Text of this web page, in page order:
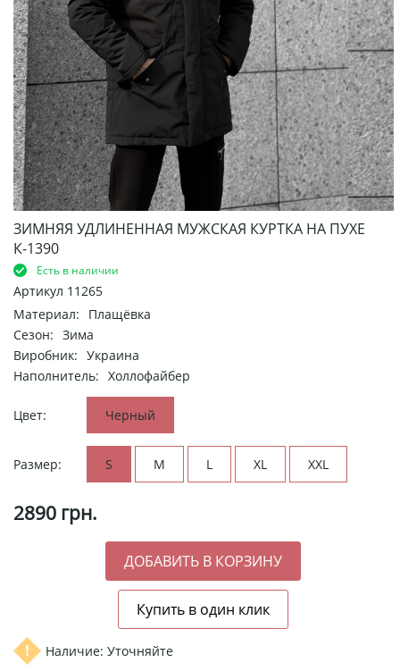
ЗИМНЯЯ УДЛИНЕННАЯ МУЖСКАЯ КУРТКА НА ПУХЕ
К-1390
Есть в наличии
Артикул 11265
Материал:
Плащёвка
Сезон: Зима
Виробник: Украина
Наполнитель: Холлофайбер
Цвет: Черный
Размер: S M L XL XXL
2890 грн.
Наличие: Уточняйте